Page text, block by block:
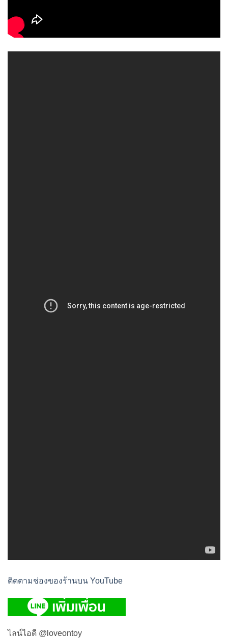
ติดตามช่องของร้านบน YouTube
ไลน์ไอดี @loveontoy